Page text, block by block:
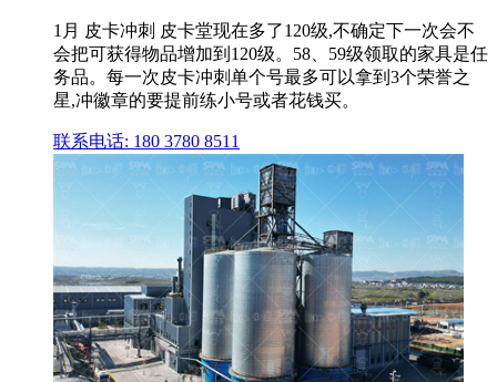
1月 皮卡冲刺 皮卡堂现在多了120级,不确定下一次会不
会把可获得物品增加到120级。58、59级领取的家具是任
务品。每一次皮卡冲刺单个号最多可以拿到3个荣誉之
星,冲徽章的要提前练小号或者花钱买。
联系电话: 180 3780 8511